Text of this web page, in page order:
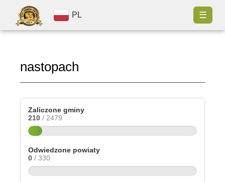
PL ☰
nastopach
Zaliczone gminy
210 / 2479
Odwiedzone powiaty
0 / 330